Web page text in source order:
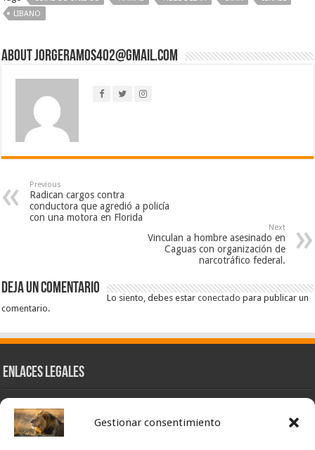
Gestionar consentimiento
LIBANO
About jorgeramos402@gmail.com
Previous
Radican cargos contra
conductora que agredió a policía
con una motora en Florida
Next
Vinculan a hombre asesinado en
Caguas con organización de
narcotráfico federal.
Deja un comentario
Lo siento, debes estarconectado para publicar un
comentario.
Enlaces Legales
Nuestra Esencia
Pulso Global